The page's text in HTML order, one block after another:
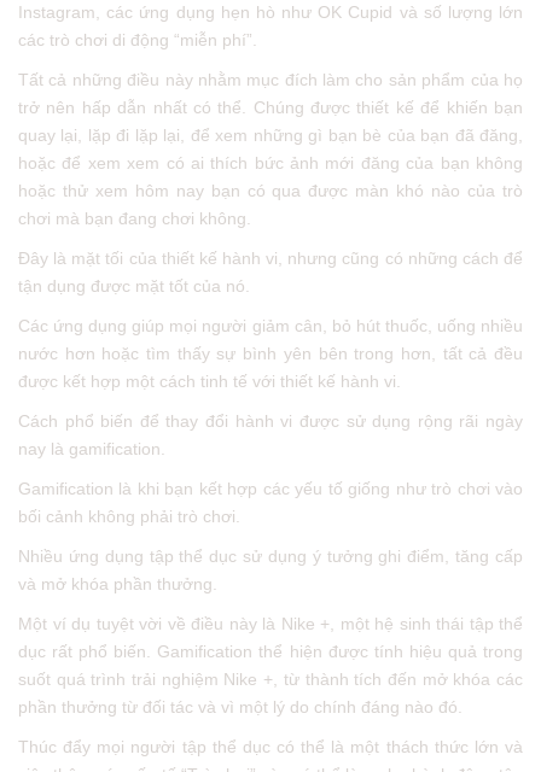
Instagram, các ứng dụng hẹn hò như OK Cupid và số lượng lớn
các trò chơi di động “miễn phí”.
Tất cả những điều này nhằm mục đích làm cho sản phẩm của họ
trở nên hấp dẫn nhất có thể. Chúng được thiết kế để khiến bạn
quay lại, lặp đi lặp lại, để xem những gì bạn bè của bạn đã đăng,
hoặc để xem xem có ai thích bức ảnh mới đăng của bạn không
hoặc thử xem hôm nay bạn có qua được màn khó nào của trò
chơi mà bạn đang chơi không.
Đây là mặt tối của thiết kế hành vi, nhưng cũng có những cách để
tận dụng được mặt tốt của nó.
Các ứng dụng giúp mọi người giảm cân, bỏ hút thuốc, uống nhiều
nước hơn hoặc tìm thấy sự bình yên bên trong hơn, tất cả đều
được kết hợp một cách tinh tế với thiết kế hành vi.
Cách phổ biến để thay đổi hành vi được sử dụng rộng rãi ngày
nay là gamification.
Gamification là khi bạn kết hợp các yếu tố giống như trò chơi vào
bối cảnh không phải trò chơi.
Nhiều ứng dụng tập thể dục sử dụng ý tưởng ghi điểm, tăng cấp
và mở khóa phần thưởng.
Một ví dụ tuyệt vời về điều này là Nike +, một hệ sinh thái tập thể
dục rất phổ biến. Gamification thể hiện được tính hiệu quả trong
suốt quá trình trải nghiệm Nike +, từ thành tích đến mở khóa các
phần thưởng từ đối tác và vì một lý do chính đáng nào đó.
Thúc đẩy mọi người tập thể dục có thể là một thách thức lớn và